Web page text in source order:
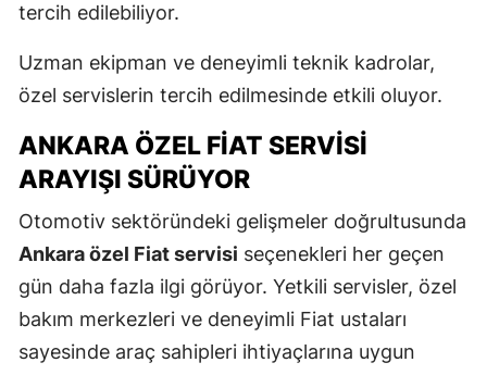
tercih edilebiliyor.
Uzman ekipman ve deneyimli teknik kadrolar,
özel servislerin tercih edilmesinde etkili oluyor.
ANKARA ÖZEL FIAT SERVISI
ARAYIŞI SÜRÜYOR
Otomotiv sektöründeki gelişmeler doğrultusunda
Ankara özel Fiat servisi seçenekleri her geçen
gün daha fazla ilgi görüyor. Yetkili servisler, özel
bakım merkezleri ve deneyimli Fiat ustaları
sayesinde araç sahipleri ihtiyaçlarına uygun